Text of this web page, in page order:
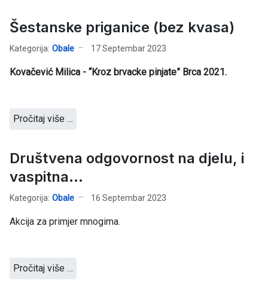
Šestanske priganice (bez kvasa)
Kategorija: Obale 17 Septembar 2023
Kovačević Milica - “Kroz brvacke pinjate” Brca 2021.
Pročitaj više …
Društvena odgovornost na djelu, i
vaspitna...
Kategorija: Obale 16 Septembar 2023
Akcija za primjer mnogima.
Pročitaj više …